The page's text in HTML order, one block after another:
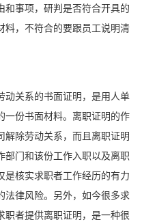
和事项，研判是否符合开具的
料，不符合的要跟员工说明清
动关系的书面证明，是用人单
一份书面材料。离职证明的作
解除劳动关系，而且离职证明
部门和该份工作入职以及离职
是核实求职者工作经历的有力
法律风险。另外，如今很多求
职者提供离职证明，是一种很